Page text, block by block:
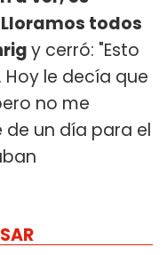
todos
y cerró: "Esto
le decía que
no me
un día para el